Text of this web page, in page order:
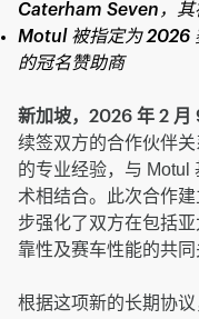
Caterham Seven，其
Motul 被指定为 2026
的冠名赞助商
新加坡，2026 年 2 月
续签双方的合作伙伴关
的专业经验，与 Motul
术相结合。此次合作
步强化了双方在包括
靠性及赛车性能的共同
根据这项新的长期协议